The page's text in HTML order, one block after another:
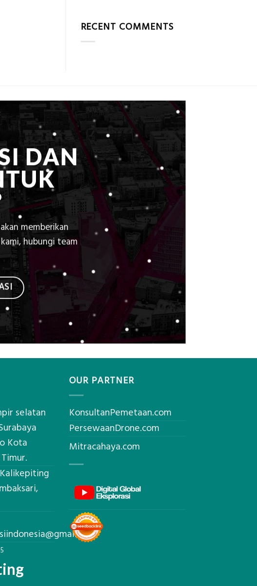
Estimasi
Biaya
Drone
Presisi
RECENT COMMENTS
DAN
memberikan
hubungi team
selatan
Kota
OUR PARTNER
KonsultanPemetaan.com
PersewaanDrone.com
Mitracahaya.com